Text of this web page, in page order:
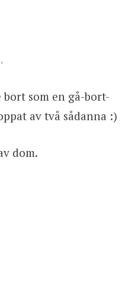
som en gå-bort-
av två sådanna :)
dom.